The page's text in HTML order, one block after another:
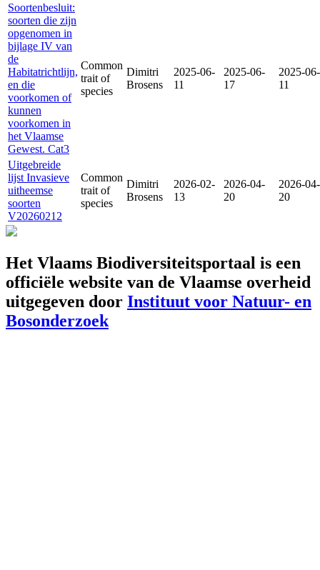
Soortenbesluit:
soorten die zijn
opgenomen in
bijlage IV van
de
Habitatrichtlijn,
en die
voorkomen of
kunnen
voorkomen in
het Vlaamse
Gewest. Cat3
Common
trait of
species
Dimitri
Brosens
2025-06-
11
2025-06-
17
2025-06-
11
Uitgebreide
lijst Invasieve
uitheemse
soorten
V20260212
Common
trait of
species
Dimitri
Brosens
2026-02-
13
2026-04-
20
2026-04-
20
Het Vlaams Biodiversiteitsportaal is een
officiële website van de Vlaamse overheid
uitgegeven door Instituut voor Natuur- en
Bosonderzoek